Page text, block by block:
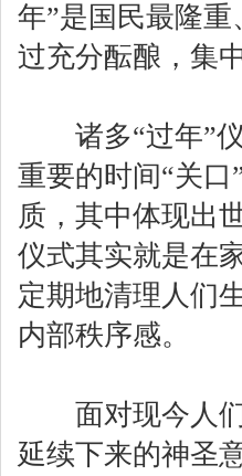
年”是国民最隆
过充分酝酿，集
诸多“过年”仪
重要的时间“关
质，其中体现出
仪式其实就是在
定期地清理人们
内部秩序感。
面对现今人们
延续下来的神圣